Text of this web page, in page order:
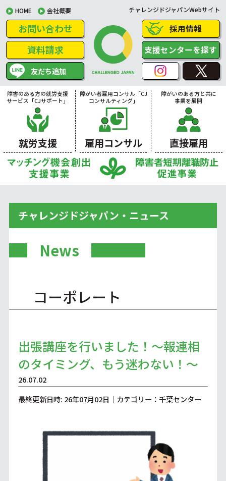
HOME 会社概要 チャレンジドジャパンWebサイト
お問い合わせ
資料請求
友だち追加
採用情報
支援センターを探す
障害のある方の就労支援
サービス「CJサポート」
就労支援
障がい者雇用コンサル「CJ
コンサルティング」
雇用コンサル
障がいのある方と共に
事業を展開
直接雇用
チャレンジドジャパン・ニュース
News
コーポレート
出張講座を行いました！～報連相
のタイミング、もう迷わない！～
26.07.02
最終更新日時: 26年07月02日｜カテゴリー：千葉センター